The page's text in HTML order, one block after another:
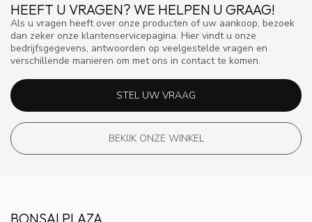
HEEFT U VRAGEN? WE HELPEN U GRAAG!
Als u vragen heeft over onze producten of uw aankoop, bezoek
dan zeker onze klantenservicepagina. Hier vindt u onze
bedrijfsgegevens, antwoorden op veelgestelde vragen en
verschillende manieren om met ons in contact te komen.
STEL UW VRAAG
BEKIJK ONZE WINKEL
BONSAI PLAZA